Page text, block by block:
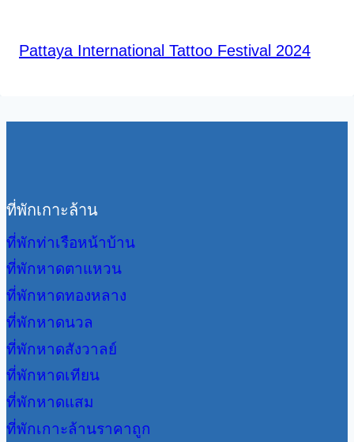
Pattaya International Tattoo Festival 2024
ที่พักเกาะล้าน
ที่พักท่าเรือหน้าบ้าน
ที่พักหาดตาแหวน
ที่พักหาดทองหลาง
ที่พักหาดนวล
ที่พักหาดสังวาลย์
ที่พักหาดเทียน
ที่พักหาดแสม
ที่พักเกาะล้านราคาถูก